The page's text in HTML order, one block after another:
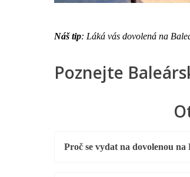
Náš tip: Láká vás dovolená na
Poznejte
Proč se vydat na dovolenou na